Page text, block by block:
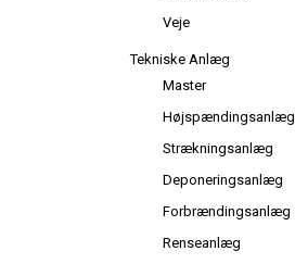
Veje
Tekniske Anlæg
Master
Højspændingsanlæg
Strækningsanlæg
Deponeringsanlæg
Forbrændingsanlæg
Renseanlæg